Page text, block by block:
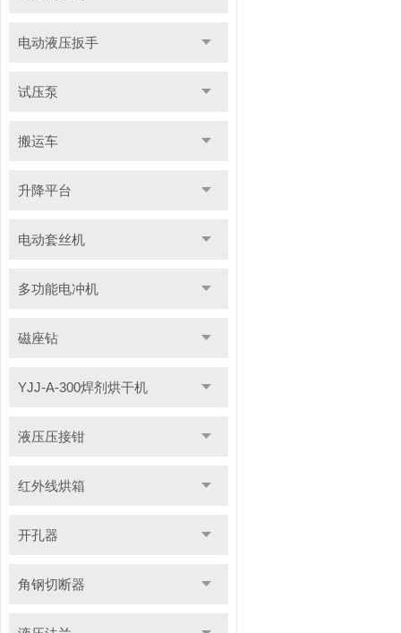
电动液压扳手
试压泵
搬运车
升降平台
电动套丝机
多功能电冲机
磁座钻
YJJ-A-300焊剂烘干机
液压压接钳
红外线烘箱
开孔器
角钢切断器